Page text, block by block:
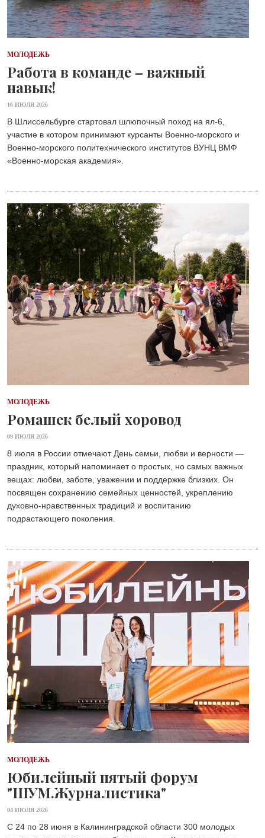
МОЛОДЕЖЬ
Работа в команде – важный
навык!
16 ИЮЛЯ 2026
В Шлиссельбурге стартовал шлюпочный поход на ял-6,
участие в котором принимают курсанты Военно-морского и
Военно-морского политехнического институтов ВУНЦ ВМФ
«Военно-морская академия».
МОЛОДЕЖЬ
Ромашек белый хоровод
09 ИЮЛЯ 2026
8 июля в России отмечают День семьи, любви и верности —
праздник, который напоминает о простых, но самых важных
вещах: любви, заботе, уважении и поддержке близких. Он
посвящен сохранению семейных ценностей, укреплению
духовно-нравственных традиций и воспитанию
подрастающего поколения.
МОЛОДЕЖЬ
Юбилейный пятый форум
"ШУМ.Журналистика"
04 ИЮЛЯ 2026
С 24 по 28 июня в Калининградской области 300 молодых